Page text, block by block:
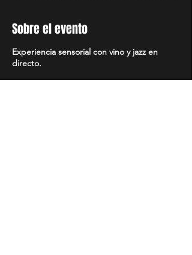
Sobre el evento
Experiencia sensorial con vino y jazz en
directo.